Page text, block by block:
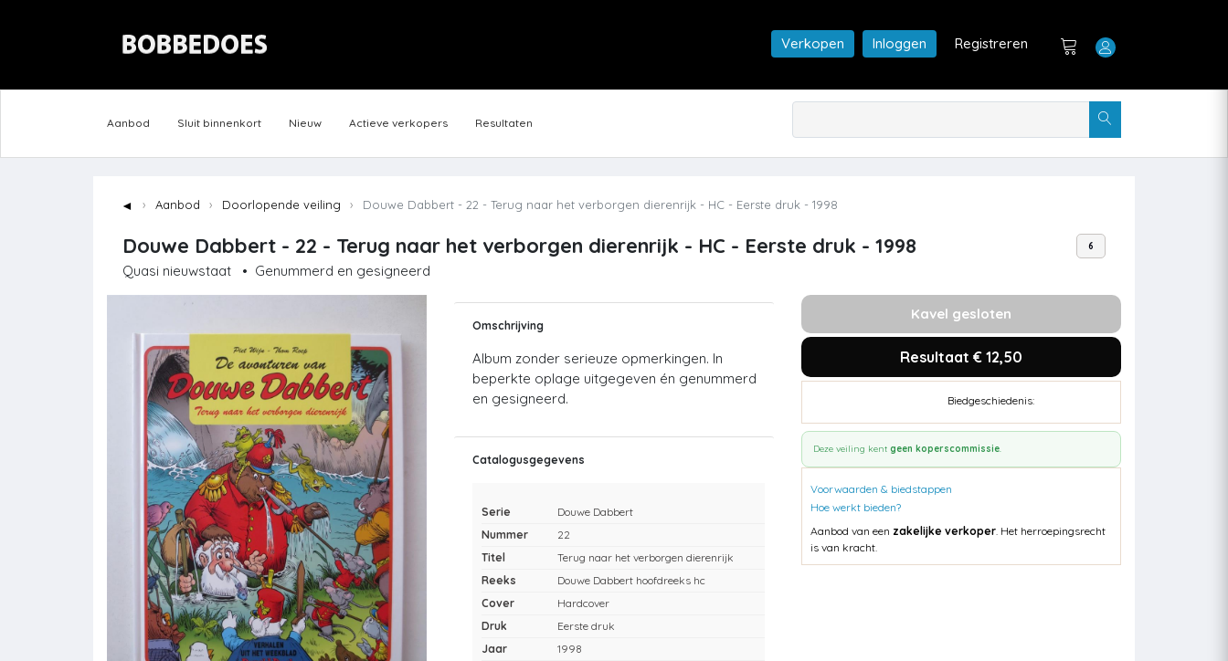
Verkopen Inloggen Registreren
Aanbod Sluit binnenkort Nieuw Actieve verkopers Resultaten
◄ Aanbod Doorlopende veiling Douwe Dabbert - 22 - Terug naar het verborgen dierenrijk - HC - Eerste druk - 1998
Douwe Dabbert - 22 - Terug naar het verborgen dierenrijk - HC - Eerste druk - 1998
Quasi nieuwstaat • Genummerd en gesigneerd
6
Omschrijving
Album zonder serieuze opmerkingen. In
beperkte oplage uitgegeven én genummerd
en gesigneerd.
Catalogusgegevens
Serie
Douwe Dabbert
Nummer
22
Titel
Terug naar het verborgen dierenrijk
Reeks
Douwe Dabbert hoofdreeks hc
Cover
Hardcover
Druk
Eerste druk
Jaar
1998
Kavel gesloten
Resultaat € 12,50
Biedgeschiedenis:
Deze veiling kent geen koperscommissie.
Voorwaarden & biedstappen
Hoe werkt bieden?
Aanbod van een zakelijke verkoper. Het herroepingsrecht
is van kracht.